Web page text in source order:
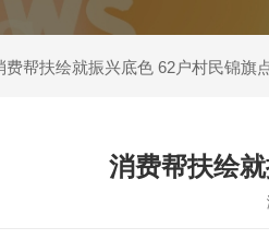
费帮扶绘就振兴底色 62户村民锦旗
消费帮扶绘